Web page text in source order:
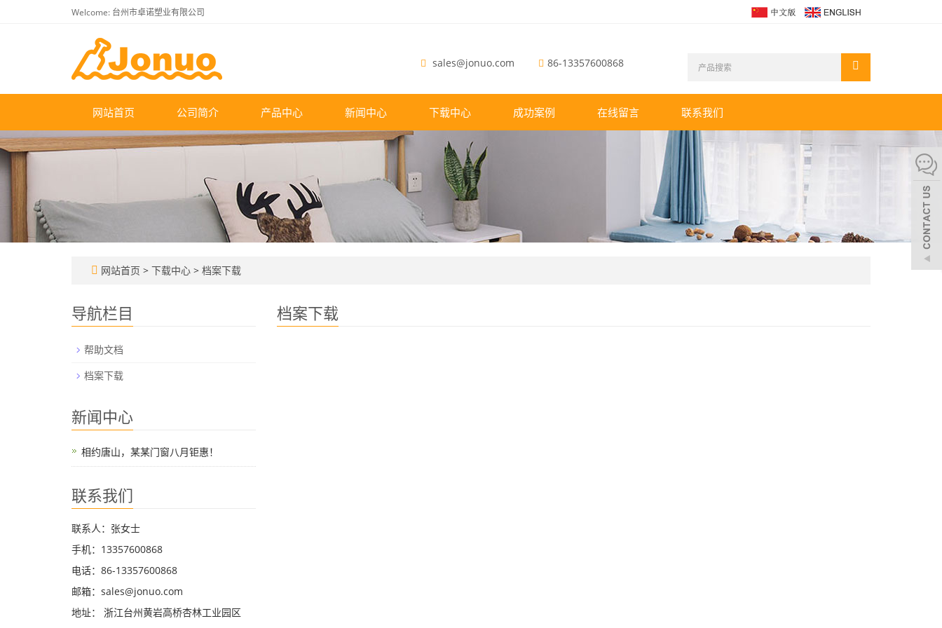
Welcome: 台州市卓诺塑业有限公司
sales@jonuo.com 86-13357600868
网站首页 公司简介 产品中心 新闻中心 下载中心 成功案例 在线留言 联系我们
网站首页 > 下载中心 > 档案下载
档案下载
导航栏目
帮助文档
档案下载
新闻中心
相约唐山，某某门窗八月钜惠！
联系我们
联系人：张女士
手机：13357600868
电话：86-13357600868
邮箱：sales@jonuo.com
地址： 浙江台州黄岩高桥杏林工业园区